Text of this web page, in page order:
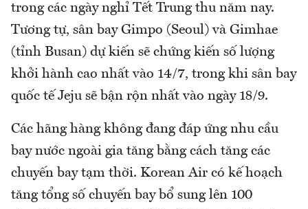
trong các ngày nghỉ Tết Trung thu năm nay.
Tương tự, sân bay Gimpo (Seoul) và Gimhae
(tỉnh Busan) dự kiến sẽ chứng kiến số lượng
khởi hành cao nhất vào 14/7, trong khi sân bay
quốc tế Jeju sẽ bận rộn nhất vào ngày 18/9.
Các hãng hàng không đang đáp ứng nhu cầu
bay nước ngoài gia tăng bằng cách tăng các
chuyến bay tạm thời. Korean Air có kế hoạch
tăng tổng số chuyến bay bổ sung lên 100